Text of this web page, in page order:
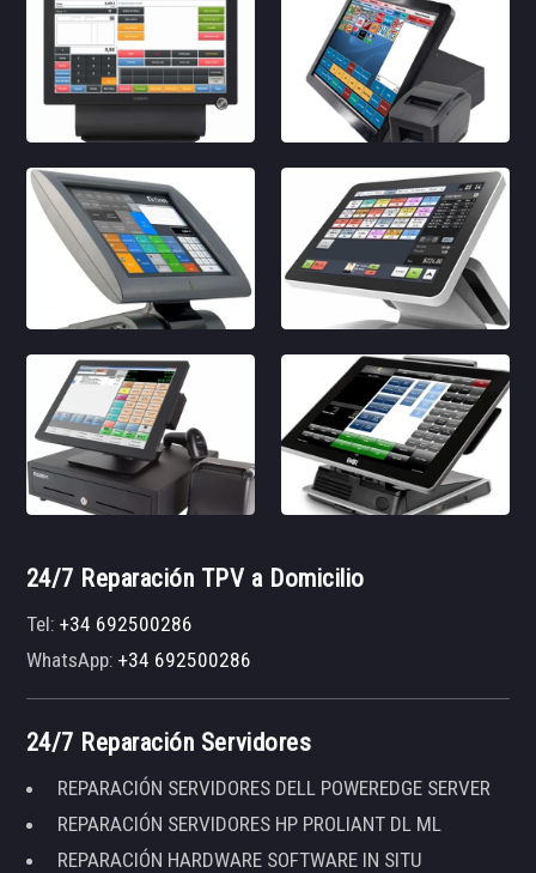
24/7 Reparación TPV a Domicilio
Tel:+34 692500286
WhatsApp:+34 692500286
24/7 Reparación Servidores
REPARACIÓN SERVIDORES DELL POWEREDGE SERVER
REPARACIÓN SERVIDORES HP PROLIANT DL ML
REPARACIÓN HARDWARE SOFTWARE IN SITU